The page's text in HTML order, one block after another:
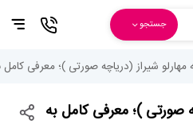
جستجو
مهارلو شیراز (دریاچه صورتی )؛ معرفی
صورتی )؛ معرفی کامل به